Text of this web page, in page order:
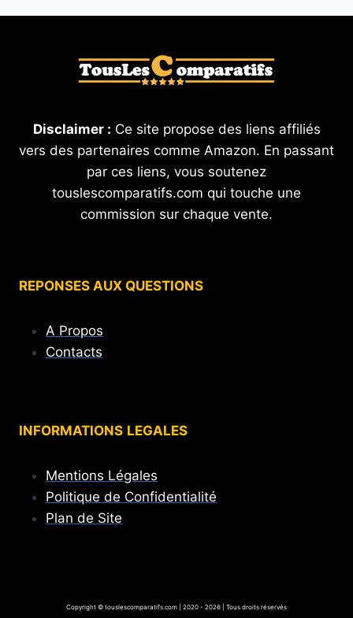
Disclaimer : Ce site propose des liens affiliés
vers des partenaires comme Amazon. En passant
par ces liens, vous soutenez
touslescomparatifs.com qui touche une
commission sur chaque vente.
REPONSES AUX QUESTIONS
A Propos
Contacts
INFORMATIONS LEGALES
Mentions Légales
Politique de Confidentialité
Plan de Site
Copyright © touslescomparatifs.com | 2020 - 2026 | Tous droits réservés